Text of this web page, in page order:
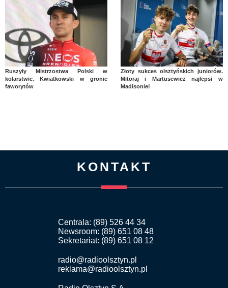
Ruszyły Mistrzostwa Polski w
kolarstwie. Kwiatkowski w gronie
faworytów
Złoty sukces olsztyńskich juniorów.
Mitoraj i Martusewicz najlepsi w
Madisonie!
KONTAKT
Centrala: (89) 526 44 34
Newsroom: (89) 651 08 48
Sekretariat: (89) 651 08 12
radio@radioolsztyn.pl
reklama@radioolsztyn.pl